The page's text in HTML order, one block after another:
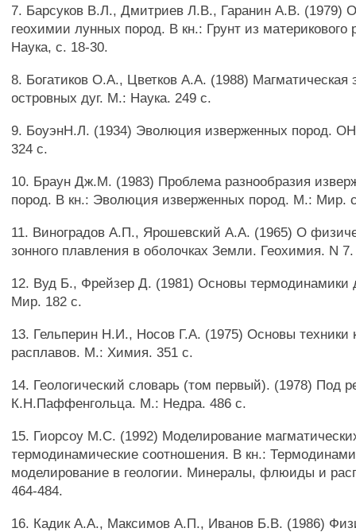
7. Барсуков В.Л., Дмитриев Л.В., Гаранин A.B. (1979)
геохимии лунных пород. В кн.: Грунт из
Наука, с. 18-30.
8. Богатиков O.A., Цветков A.A. (1988)
островных дуг. М.: Наука. 249 с.
9. БоуэнН.Л. (1934) Эволюция изверженных пород.
324 с.
10. Браун Дж.М. (1983) Проблема разнообразия
пород. В кн.: Эволюция изверженных пород. М.: Мир.
11. Виноградов А.П., Ярошевский A.A. (1965) О
зонного плавления в оболочках Земли. Геохимия. N
12. Вуд Б., Фрейзер Д. (1981) Основы термодинамики
Мир. 182 с.
13. Гельперин Н.И., Носов Г.А. (1975) Основы техники
расплавов. М.: Химия. 351 с.
14. Геологический словарь (том первый). (1978) Под
К.Н.Паффенгольца. М.: Недра. 486 с.
15. Гиорсоу М.С. (1992) Моделирование
термодинамические соотношения. В кн.:
моделирование в геологии. Минералы, флюиды и
464-484.
16. Кадик A.A., Максимов А.П., Иванов Б.В. (1986)